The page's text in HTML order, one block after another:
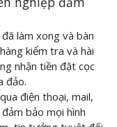
làm xong và bàn
kiểm tra và hài
nhận tiền đặt cọc
đảo.
điện thoại, mail,
bảo mọi hình